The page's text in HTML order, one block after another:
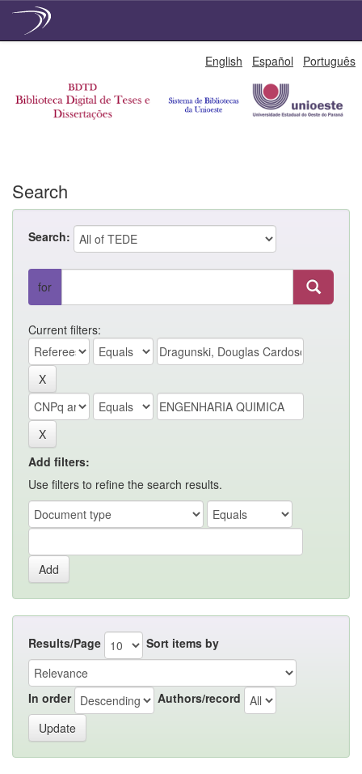
English Español Português
Search
Search:
for
Current filters:
Add filters:
Use filters to refine the search results.
Results/Page Sort items by
In order Authors/record